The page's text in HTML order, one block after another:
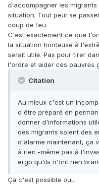
d'accompagner les
situation. Tout peut se
coup de feu.
C'est exactement ce que
la situation honteuse à
serait utile. Pas pour tirer
l'ordre et aider ces pauvres
Citation
Au mieux c'est un
d'être préparé en
donner d'informations
des migrants soient des
d'alarme maintenant, ça
à rien -même pas à
ergo qu'ils n'ont rien
Ça c'est possible oui.